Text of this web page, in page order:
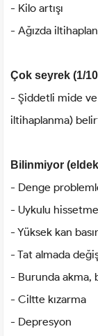
- Kilo artışı
- Ağızda
Çok seyrek (1/
- Şiddetli mide ve
iltihaplanma)
Bilinmiyor
- Denge
- Uykulu
- Yüksek kan
- Tat almada
- Burunda akma,
- Ciltte kızarma
- Depresyon